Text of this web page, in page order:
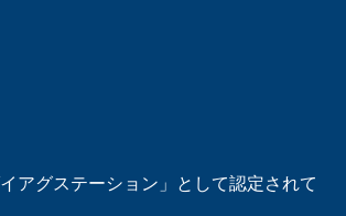
アグステーション」として認定されて